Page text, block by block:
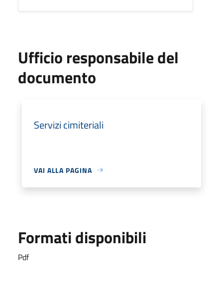
Ufficio responsabile del
documento
Servizi cimiteriali
VAI ALLA PAGINA
Formati disponibili
Pdf